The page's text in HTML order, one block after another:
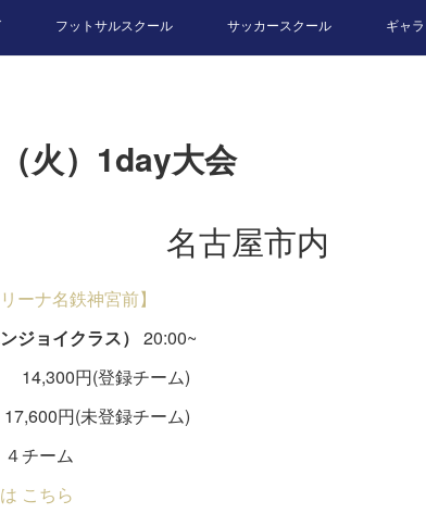
フットサルスクール サッカースクール ギャ
火）1day大会
名古屋市内
ーナ名鉄神宮前】
ジョイクラス） 20:00~
14,300円(登録チーム)
未登録チーム)
ム
こちら